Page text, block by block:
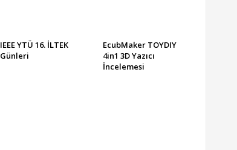
IEEE YTÜ 16. İLTEK
Günleri
EcubMaker TOYDIY
4in1 3D Yazıcı
İncelemesi